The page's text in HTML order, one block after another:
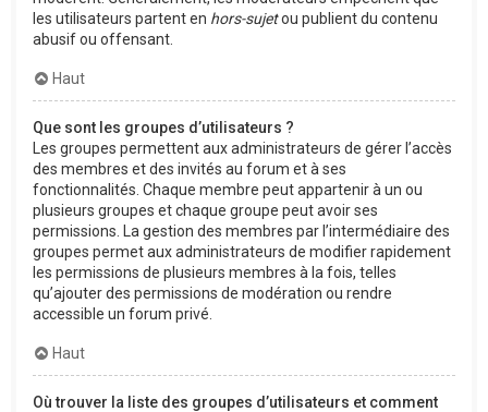
les utilisateurs partent en hors-sujetou publient du contenu
abusif ou offensant.
Haut
Que sont les groupes d’utilisateurs ?
Les groupes permettent aux administrateurs de gérer l’accès
des membres et des invités au forum et à ses
fonctionnalités. Chaque membre peut appartenir à un ou
plusieurs groupes et chaque groupe peut avoir ses
permissions. La gestion des membres par l’intermédiaire des
groupes permet aux administrateurs de modifier rapidement
les permissions de plusieurs membres à la fois, telles
qu’ajouter des permissions de modération ou rendre
accessible un forum privé.
Haut
Où trouver la liste des groupes d’utilisateurs et comment